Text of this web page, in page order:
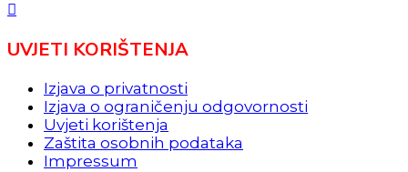
UVJETI KORIŠTENJA
Izjava o privatnosti
Izjava o ograničenju odgovornosti
Uvjeti korištenja
Zaštita osobnih podataka
Impressum